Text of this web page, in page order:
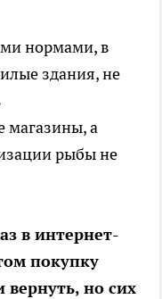
нормами, в
здания, не
магазины, а
рыбы не
в интернет-
покупку
но сих